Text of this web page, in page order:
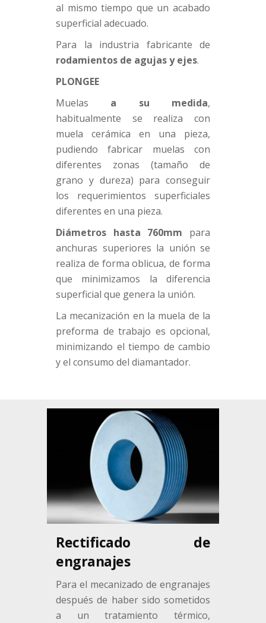
al mismo tiempo que un acabado
superficial adecuado.
Para la industria fabricante de
rodamientos de agujas y ejes.
PLONGEE
Muelas a su medida,
habitualmente se realiza con
muela cerámica en una pieza,
pudiendo fabricar muelas con
diferentes zonas (tamaño de
grano y dureza) para conseguir
los requerimientos superficiales
diferentes en una pieza.
Diámetros hasta 760mm para
anchuras superiores la unión se
realiza de forma oblicua, de forma
que minimizamos la diferencia
superficial que genera la unión.
La mecanización en la muela de la
preforma de trabajo es opcional,
minimizando el tiempo de cambio
y el consumo del diamantador.
Rectificado de
engranajes
Para el mecanizado de engranajes
después de haber sido sometidos
a un tratamiento térmico,